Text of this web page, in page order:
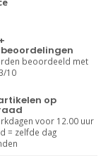
beoordeeld met
10
op
voor 12.00 uur
= zelfde dag